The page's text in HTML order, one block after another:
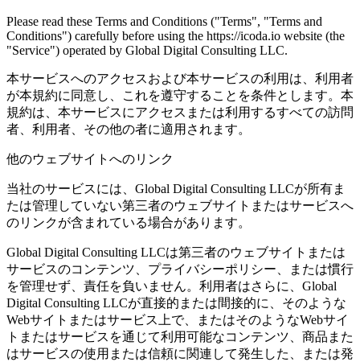
Please read these Terms and Conditions ("Terms", "Terms and
Conditions") carefully before using the https://icoda.io website (the
"Service") operated by Global Digital Consulting LLC.
本サービスへのアクセスおよび本サービスの利用は、利用者
が本規約に同意し、これを遵守することを条件とします。本
規約は、本サービスにアクセスまたは利用するすべての訪問
者、利用者、その他の者に適用されます。
他のウェブサイトへのリンク
当社のサービスには、Global Digital Consulting LLCが所有ま
たは管理していない第三者のウェブサイトまたはサービスへ
のリンクが含まれている場合があります。
Global Digital Consulting LLCは第三者のウェブサイトまたは
サービスのコンテンツ、プライバシーポリシー、または慣行
を管理せず、責任を負いません。利用者はさらに、Global
Digital Consulting LLCが直接的または間接的に、そのような
Webサイトまたはサービス上で、またはそのようなWebサイ
トまたはサービスを通じて利用可能なコンテンツ、商品また
はサービスの使用または信頼に関連して発生した、または発